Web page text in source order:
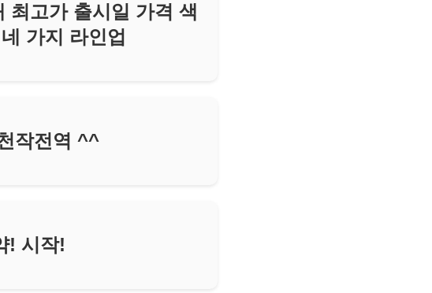
고가 출시일 가격 색
가지 라인업
작전역 ^^
! 시작!